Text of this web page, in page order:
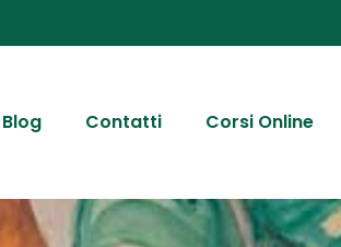
Blog Contatti Corsi Online